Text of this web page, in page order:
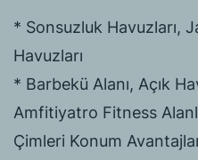
* Sonsuzluk Havuzları,
Havuzları
* Barbekü Alanı, Açık
Amfitiyatro Fitness
Çimleri Konum